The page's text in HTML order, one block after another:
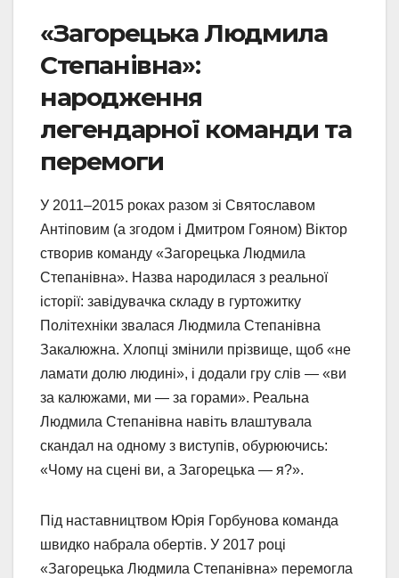
«Загорецька Людмила
Степанівна»:
народження
легендарної команди та
перемоги
У 2011–2015 роках разом зі Святославом
Антіповим (а згодом і Дмитром Гояном) Віктор
створив команду «Загорецька Людмила
Степанівна». Назва народилася з реальної
історії: завідувачка складу в гуртожитку
Політехніки звалася Людмила Степанівна
Закалюжна. Хлопці змінили прізвище, щоб «не
ламати долю людині», і додали гру слів — «ви
за калюжами, ми — за горами». Реальна
Людмила Степанівна навіть влаштувала
скандал на одному з виступів, обурюючись:
«Чому на сцені ви, а Загорецька — я?».
Під наставництвом Юрія Горбунова команда
швидко набрала обертів. У 2017 році
«Загорецька Людмила Степанівна» перемогла